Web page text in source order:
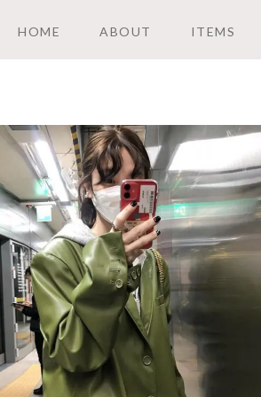
HOME ABOUT ITEMS